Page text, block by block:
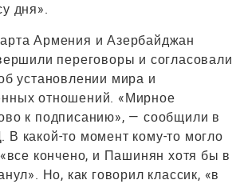
дня».
Армения и Азербайджан
переговоры и согласовали
установлении мира и
отношений. «Мирное
к подписанию», — сообщили в
какой-то момент кому-то могло
«все кончено, и Пашинян хотя бы в
Но, как говорил классик, «в